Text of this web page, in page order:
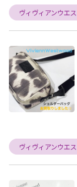
ヴィヴィアンウエ
ヴィヴィアンウエ